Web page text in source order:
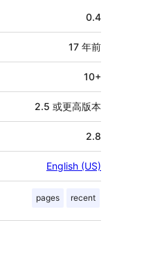
0.4
17 年前
10+
2.5 或更高版本
2.8
English (US)
pages recent